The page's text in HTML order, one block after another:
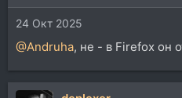
24 Окт 2025
@Andruha, не - в Firefox он